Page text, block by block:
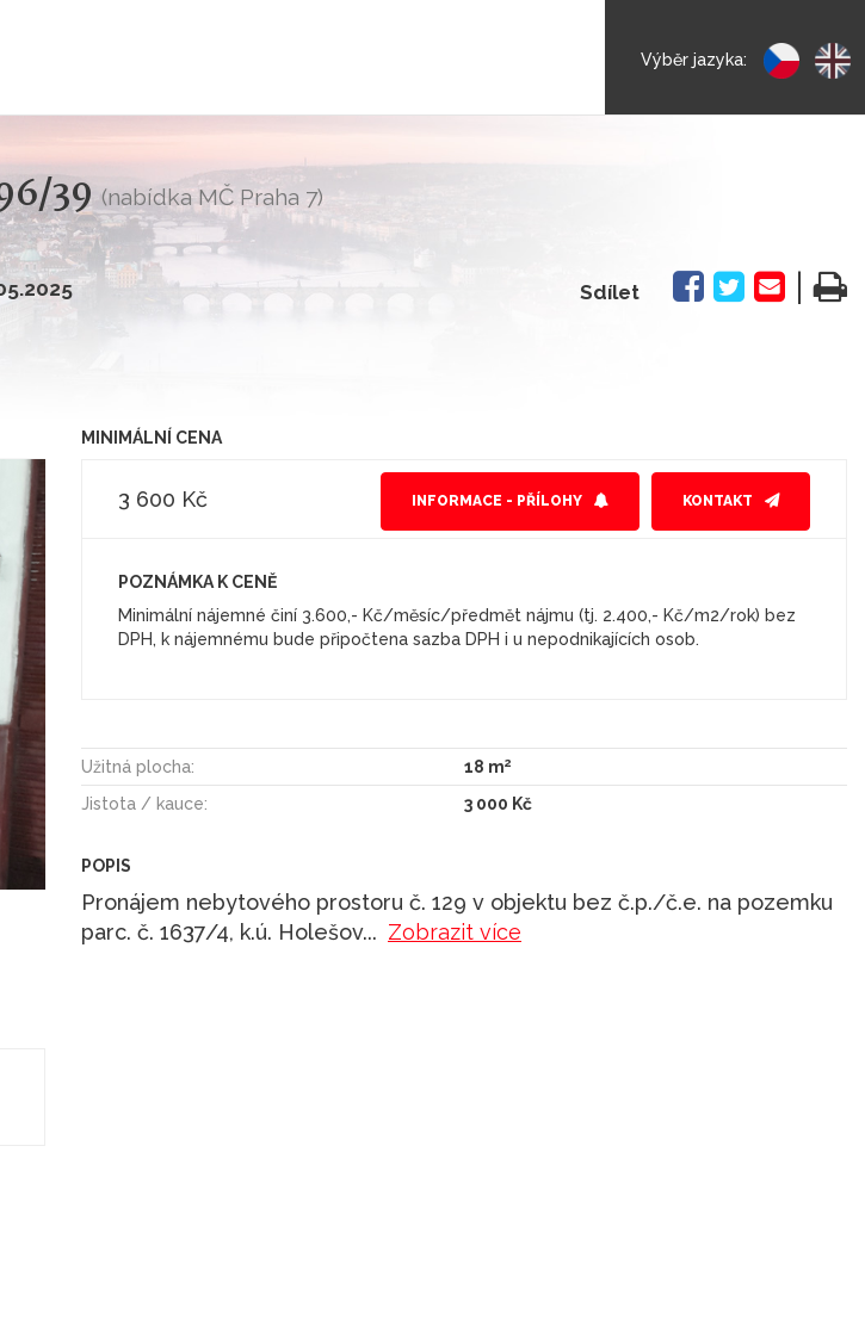
Výběr jazyka:
39(nabídka MČ Praha 7)
Sdílet
MINIMÁLNÍ CENA
3 600 Kč KONTAKT
INFORMACE - PŘÍLOHY
POZNÁMKA K CENĚ
Minimální nájemné činí 3.600,- Kč/měsíc/předmět nájmu (tj. 2.400,- Kč/m2/rok) bez
DPH, k nájemnému bude připočtena sazba DPH i u nepodnikajících osob.
Užitná plocha: 18 m2
Jistota / kauce: 3 000 Kč
POPIS
Pronájem nebytového prostoru č. 129 v objektu bez č.p./č.e. na pozemku
parc. č. 1637/4, k.ú. Holešov... Zobrazit více